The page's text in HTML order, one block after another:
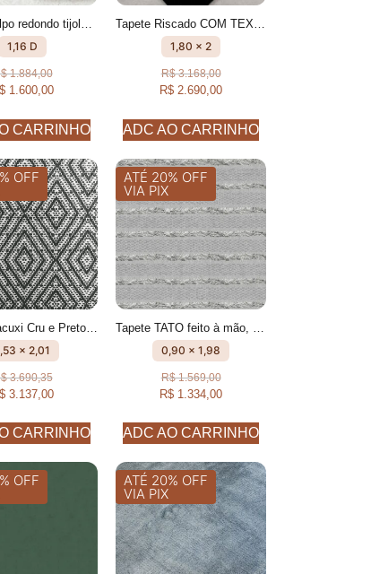
Tapete Felpo redondo tijolo Fios peludos feito à mão, 100% algodão reciclado
1,16 D
1.884,00
1.600,00
CARRINHO
Tapete Riscado COM TEXTURA FEITO À MÃO, 100% ALGODÃO RECICLADO
1,80 x 2
R$3.168,00
R$ 2.690,00
ADC AO CARRINHO
OFF
x 2,01
3.690,35
3.137,00
CARRINHO
ATÉ 20% OFF
VIA PIX
0,90 x 1,98
R$1.569,00
R$ 1.334,00
ADC AO CARRINHO
OFF ATÉ 20% OFF
VIA PIX